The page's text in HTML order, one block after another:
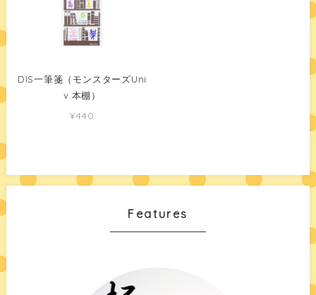
DIS一筆箋（モンスターズUni
v.本棚）
¥440
Features